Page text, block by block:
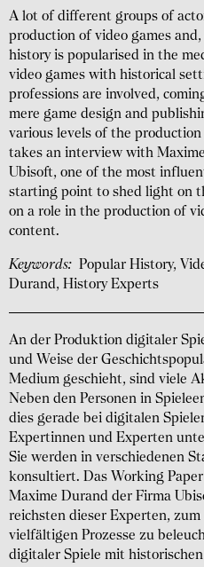
A lot of different groups of
production of video games
history is popularised in the
video games with historical
professions are involved,
mere game design and
various levels of the
takes an interview with
Ubisoft, one of the most
starting point to shed light on
on a role in the production of
content.
Keywords: Popular History,
Durand, History Experts
An der Produktion digitaler
und Weise der
Medium geschieht, sind viele
Neben den Personen in
dies gerade bei digitalen
Expertinnen und Experten
Sie werden in verschie­denen
konsultiert. Das Working
Maxime Durand der Firma
reichsten dieser Experten,
vielfäl­tigen Prozesse zu
digitaler Spiele mit